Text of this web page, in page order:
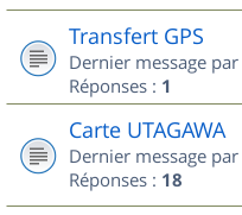
Transfert GPS
Dernier message par
Réponses : 1
Carte UTAGAWA
Dernier message par
Réponses : 18